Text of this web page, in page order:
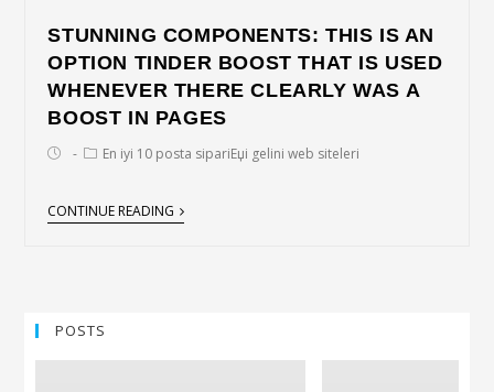
STUNNING COMPONENTS: THIS IS AN
OPTION TINDER BOOST THAT IS USED
WHENEVER THERE CLEARLY WAS A
BOOST IN PAGES
En iyi 10 posta sipariЕџi gelini web siteleri
CONTINUE READING
POSTS